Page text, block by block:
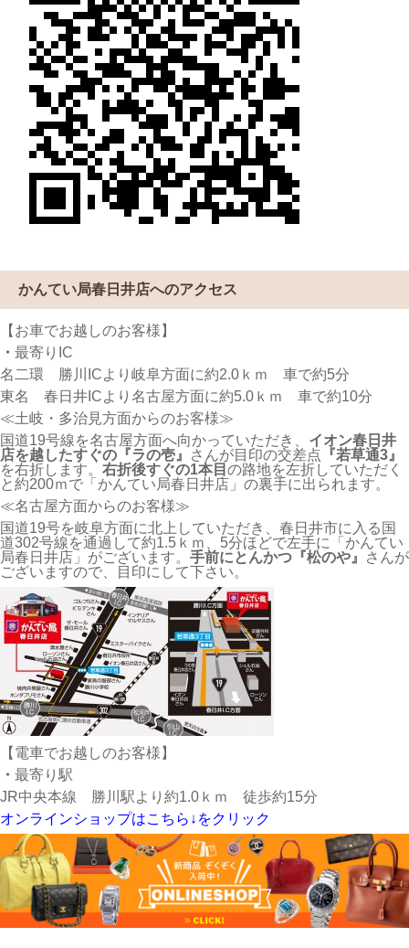
かんてい局春日井店へのアクセス
【お車でお越しのお客様】
・ 最寄りIC
名二環 勝川ICより岐阜方面に約2.0ｋｍ 車で約5分
東名 春日井ICより名古屋方面に約5.0ｋｍ 車で約10分
≪土岐・多治見方面からのお客様≫
国道19号線を名古屋方面へ向かっていただき、 イオン春日井
店を越したすぐの『ラの壱』
さんが目印の交差点 『若草通3』
を右折します。 右折後すぐの1本目 の路地を左折していただく
と約200ｍで「かんてい局春日井店」の裏手に出られます。
≪名古屋方面からのお客様≫
国道19号を岐阜方面に北上していただき、春日井市に入る国
道302号線を通過して約1.5ｋｍ、5分ほどで左手に「かんてい
局春日井店」がございます。 手前にとんかつ『松のや』
さんが
ございますので、目印にして下さい。
【電車でお越しのお客様】
・ 最寄り駅
JR中央本線 勝川駅より約1.0ｋｍ 徒歩約15分
オンラインショップはこちら↓をクリック